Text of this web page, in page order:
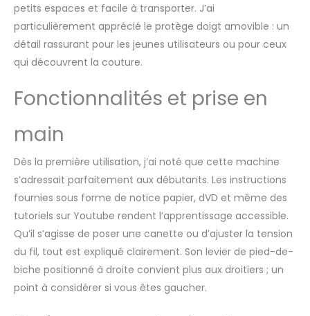
"lumière du jour" Longueur &
largeur des points
préréglées, canette
horizontale, réglage
livrée avec DVD d'initiation
aux manipulations de base
petits espaces et facile à transporter. J’ai
particulièrement apprécié le protège doigt amovible : un
détail rassurant pour les jeunes utilisateurs ou pour ceux
qui découvrent la couture.
Fonctionnalités et prise en
main
Dès la première utilisation, j’ai noté que cette machine
s’adressait parfaitement aux débutants. Les instructions
fournies sous forme de notice papier, dVD et même des
tutoriels sur Youtube rendent l’apprentissage accessible.
Qu’il s’agisse de poser une canette ou d’ajuster la tension
du fil, tout est expliqué clairement. Son levier de pied-de-
biche positionné à droite convient plus aux droitiers ; un
point à considérer si vous êtes gaucher.